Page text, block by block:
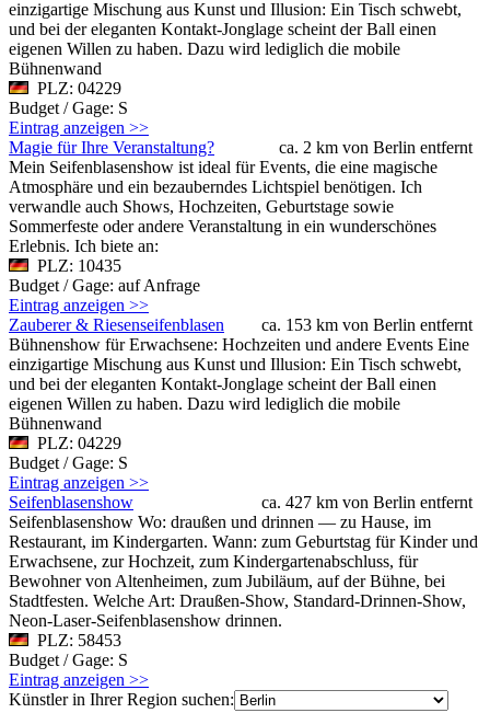
einzigartige Mischung aus Kunst und Illusion: Ein Tisch schwebt,
und bei der eleganten Kontakt-Jonglage scheint der Ball einen
eigenen Willen zu haben. Dazu wird lediglich die mobile
Bühnenwand
PLZ: 04229
Budget / Gage: S
Eintrag anzeigen >>
ca. 2 km von Berlin entfernt
Magie für Ihre Veranstaltung?
Mein Seifenblasenshow ist ideal für Events, die eine magische
Atmosphäre und ein bezauberndes Lichtspiel benötigen. Ich
verwandle auch Shows, Hochzeiten, Geburtstage sowie
Sommerfeste oder andere Veranstaltung in ein wunderschönes
Erlebnis. Ich biete an:
PLZ: 10435
Budget / Gage: auf Anfrage
Eintrag anzeigen >>
ca. 153 km von Berlin entfernt
Zauberer & Riesenseifenblasen
Bühnenshow für Erwachsene: Hochzeiten und andere Events Eine
einzigartige Mischung aus Kunst und Illusion: Ein Tisch schwebt,
und bei der eleganten Kontakt-Jonglage scheint der Ball einen
eigenen Willen zu haben. Dazu wird lediglich die mobile
Bühnenwand
PLZ: 04229
Budget / Gage: S
Eintrag anzeigen >>
ca. 427 km von Berlin entfernt
Seifenblasenshow
Seifenblasenshow Wo: draußen und drinnen — zu Hause, im
Restaurant, im Kindergarten. Wann: zum Geburtstag für Kinder und
Erwachsene, zur Hochzeit, zum Kindergartenabschluss, für
Bewohner von Altenheimen, zum Jubiläum, auf der Bühne, bei
Stadtfesten. Welche Art: Draußen-Show, Standard-Drinnen-Show,
Neon-Laser-Seifenblasenshow drinnen.
PLZ: 58453
Budget / Gage: S
Eintrag anzeigen >>
Künstler in Ihrer Region suchen: